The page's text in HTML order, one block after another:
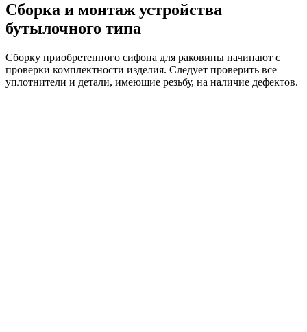
Сборка и монтаж устройства
бутылочного типа
Сборку приобретенного сифона для раковины начинают с
проверки комплектности изделия. Следует проверить все
уплотнители и детали, имеющие резьбу, на наличие дефектов.